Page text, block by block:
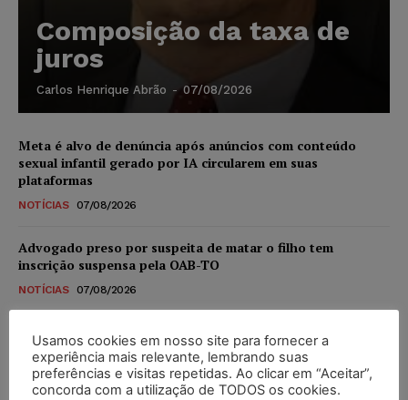
Composição da taxa de
juros
Carlos Henrique Abrão - 07/08/2026
Meta é alvo de denúncia após anúncios com conteúdo
sexual infantil gerado por IA circularem em suas
plataformas
NOTÍCIAS 07/08/2026
Advogado preso por suspeita de matar o filho tem
inscrição suspensa pela OAB-TO
NOTÍCIAS 07/08/2026
STF amplia isenção de IBS e CBS na compra de veículos
novos para pessoas com deficiência e autistas de todos os
níveis
DIREITO TRIBUTÁRIO 07/08/2026
Usamos cookies em nosso site para fornecer a
experiência mais relevante, lembrando suas
preferências e visitas repetidas. Ao clicar em “Aceitar”,
concorda com a utilização de TODOS os cookies.